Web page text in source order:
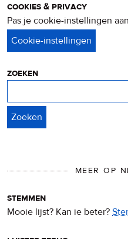
cookies & privacy
Pas je cookie-instellingen
zoeken
MEER OP
stemmen
Mooie lijst? Kan ie beter?